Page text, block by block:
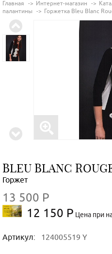
Главная Интернет-магазин
палантины
Горжетка Bleu Blanc
BLEU BLANC
Горжет
13 500 Р
12 150 Р Цена при
Артикул: 124005519 Y